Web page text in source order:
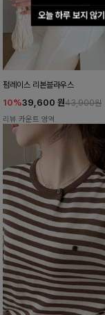
오늘 하루 보지 않기
펌레이스 리본블라우스
10%39,600 원43,900원
리뷰 카운트 영역